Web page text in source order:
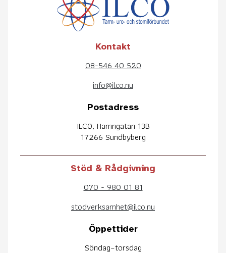
Kontakt
08-546 40 520
info@ilco.nu
Postadress
ILCO, Hamngatan 13B
17266 Sundbyberg
Stöd & Rådgivning
070 - 980 01 81
stodverksamhet@ilco.nu
Öppettider
Söndag–torsdag